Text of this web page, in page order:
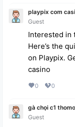
playpix com
Guest
Interested in
Here’s the
on Playpix.
casino
0 0
gà chọi c1 thomo
Guest